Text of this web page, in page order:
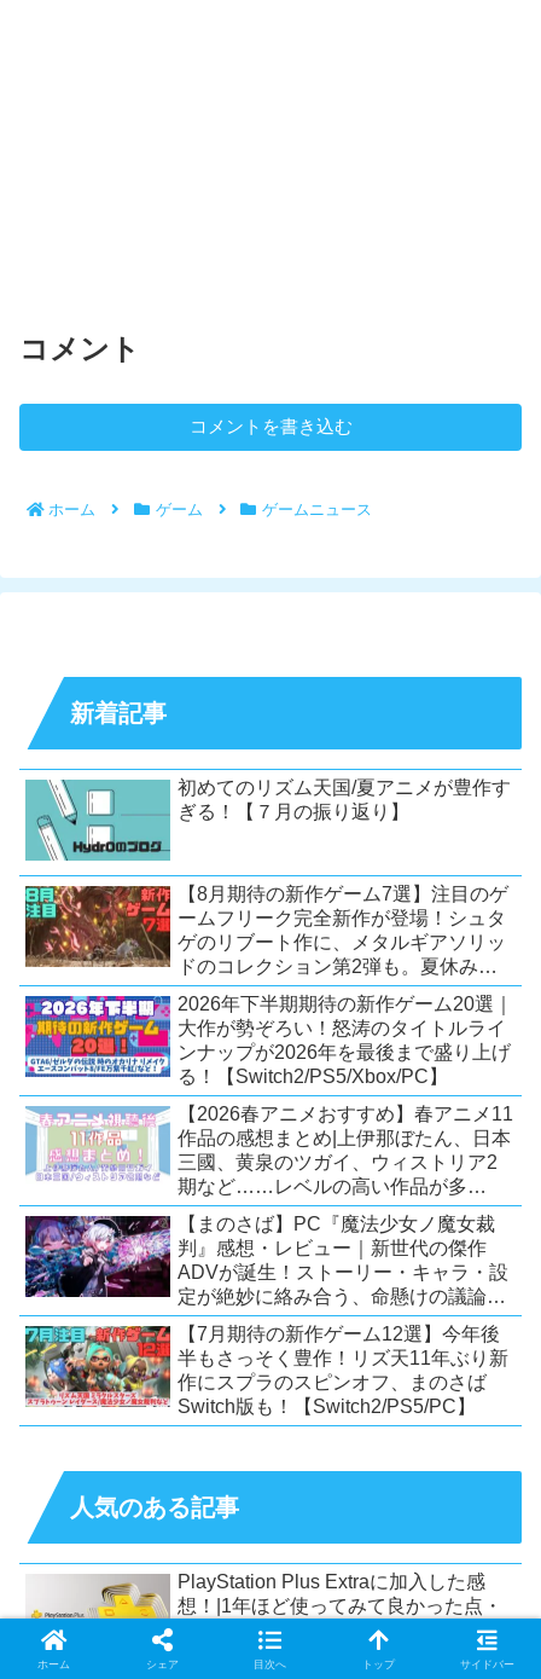
コメント
コメントを書き込む
ホーム ゲーム ゲームニュース
新着記事
初めてのリズム天国/夏アニメが豊作す
ぎる！【７月の振り返り】
【8月期待の新作ゲーム7選】注目のゲ
ームフリーク完全新作が登場！シュタ
ゲのリブート作に、メタルギアソリッ
ドのコレクション第2弾も。夏休みを
盛り上げるタイトル大集合！
【Switch2/PS5/PC】
2026年下半期期待の新作ゲーム20選｜
大作が勢ぞろい！怒涛のタイトルライ
ンナップが2026年を最後まで盛り上げ
る！【Switch2/PS5/Xbox/PC】
【2026春アニメおすすめ】春アニメ11
作品の感想まとめ|上伊那ぼたん、日本
三國、黄泉のツガイ、ウィストリア2
期など……レベルの高い作品が多
い！？
【まのさば】PC『魔法少女ノ魔女裁
判』感想・レビュー｜新世代の傑作
ADVが誕生！ストーリー・キャラ・設
定が絶妙に絡み合う、命懸けの議論ミ
ステリー【PC/Switch】
【7月期待の新作ゲーム12選】今年後
半もさっそく豊作！リズ天11年ぶり新
作にスプラのスピンオフ、まのさば
Switch版も！【Switch2/PS5/PC】
人気のある記事
PlayStation Plus Extraに加入した感
想！|1年ほど使ってみて良かった点・
気になった点・おすすめする人など
ホーム シェア 目次へ トップ サイドバー